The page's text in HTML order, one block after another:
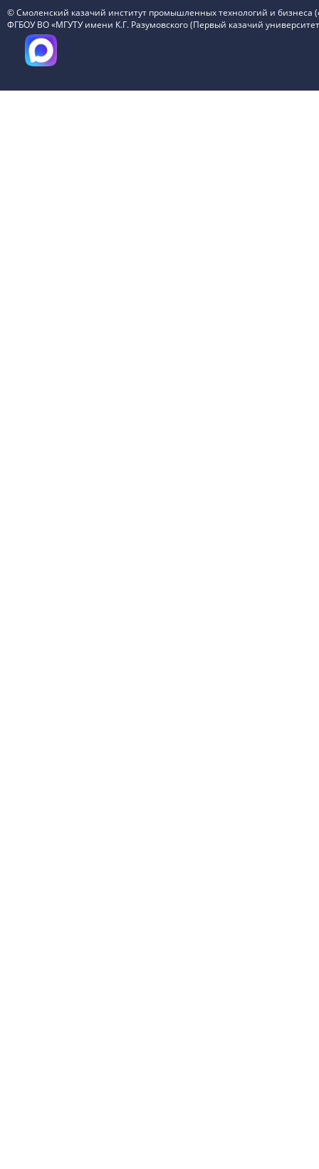
© Смоленский казачий институт промышленных технологий и бизнеса
ФГБОУ ВО «МГУТУ имени К.Г. Разумовского (Первый казачий